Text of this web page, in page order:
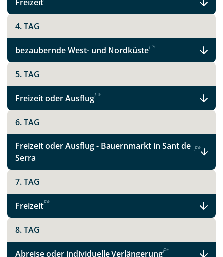
WhatsApp
per E-Mail senden
Link kopieren
Freizeit
4. TAG
bezaubernde West- und NordküsteF*
5. TAG
Freizeit oder AusflugF*
6. TAG
Freizeit oder Ausflug - Bauernmarkt in Sant de
Serra
F*
7. TAG
FreizeitF*
8. TAG
Abreise oder individuelle VerlängerungF*